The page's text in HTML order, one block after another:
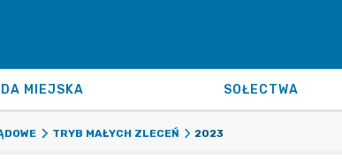
MIEJSKA SOŁECTWA
TRYB MAŁYCH ZLECEŃ 2023